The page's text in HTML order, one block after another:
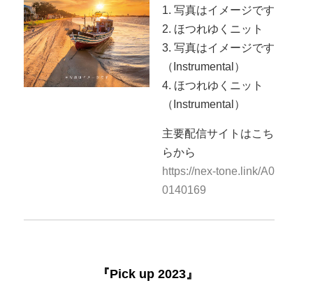
1. 写真はイメージです
2. ほつれゆくニット
3. 写真はイメージです
（Instrumental）
4. ほつれゆくニット
（Instrumental）
主要配信サイトはこち
らから
https://nex-tone.link/A0
0140169
『Pick up 2023』